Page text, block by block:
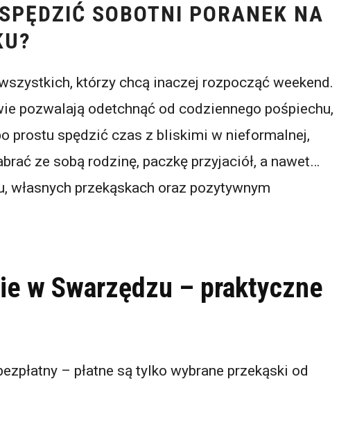
SOBOTNI PORANEK NA
którzy chcą inaczej rozpocząć weekend.
pozwalają odetchnąć od codziennego pośpiechu,
prostu spędzić czas z bliskimi w nieformalnej,
ze sobą rodzinę, paczkę przyjaciół, a nawet…
własnych przekąskach oraz pozytywnym
w Swarzędzu – praktyczne
– płatne są tylko wybrane przekąski od